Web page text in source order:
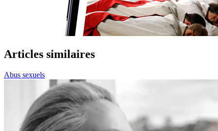
Articles similaires
Abus sexuels